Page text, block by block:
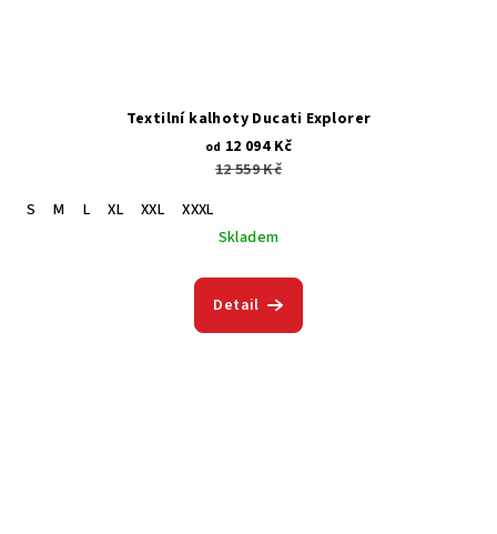
Textilní kalhoty Ducati Explorer
od 12 094 Kč
12 559 Kč
S
M L XL XXL
XXXL
Skladem
Detail